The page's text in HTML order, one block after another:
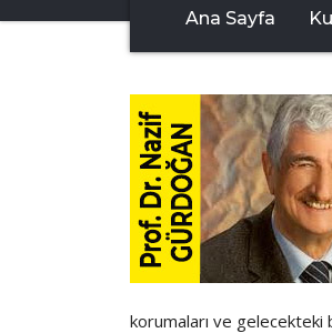
Ana Sayfa
korumaları ve gelecekteki